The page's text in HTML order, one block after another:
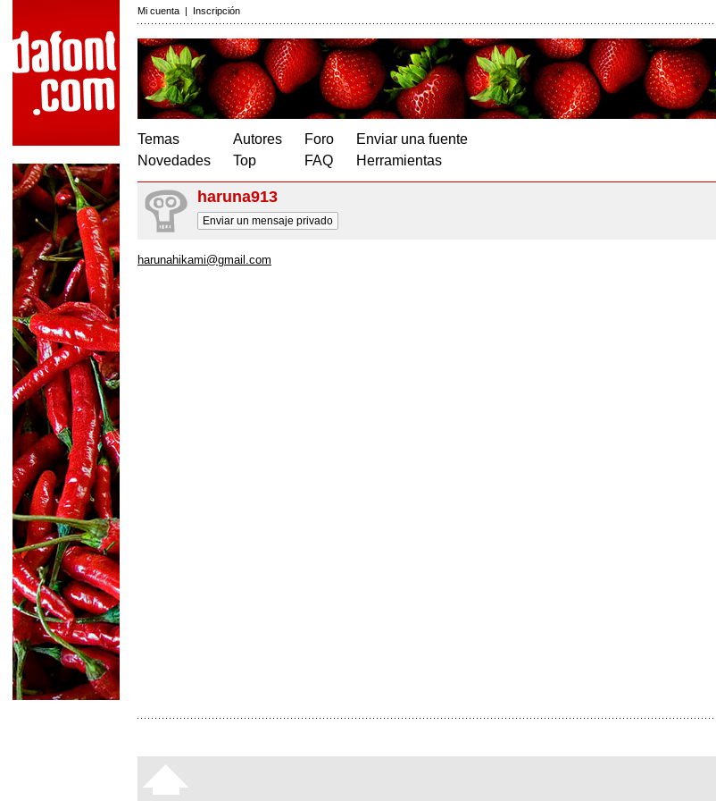
Mi cuenta | Inscripción
Temas
Novedades
Autores
Top
Foro
FAQ
Enviar una fuente
Herramientas
haruna913
Enviar un mensaje privado
harunahikami@gmail.com